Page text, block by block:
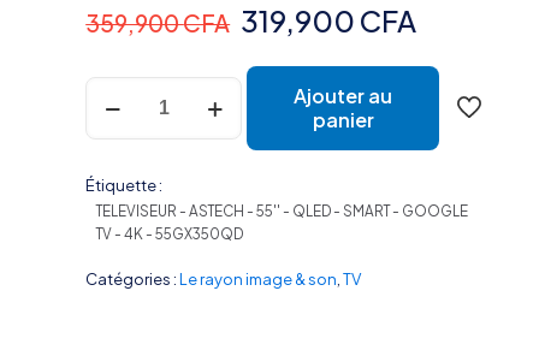
359,900CFA Le
prix
initial
était :
319,900 CFA
prix
actuel
est :
quantité
TELEVISEUR
55''
QLED
SMART
TV
Ajouter au
panier
Étiquette :
TELEVISEUR - ASTECH - 55'' - QLED - SMART - GOOGLE
TV - 4K - 55GX350QD
Catégories :Le rayon image & son ,TV